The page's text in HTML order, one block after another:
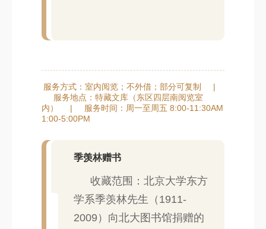
服务方式：室内阅览；不外借；部分可复制
|
服务地点：特藏文库（东区四层南阅览室
内）
|
服务时间：周一至周五 8:00-11:30AM
1:00-5:00PM
季羡林赠书
收藏范围：北京大学东方
学系季羡林先生（1911-
2009）向北大图书馆捐赠的